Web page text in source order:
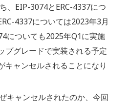
、EIP-3074とERC-4337につ
4337については2023年3月
についても2025年Q1に実施
プグレードで実装される予定
キャンセルされることになり
キャンセルされたのか、今回